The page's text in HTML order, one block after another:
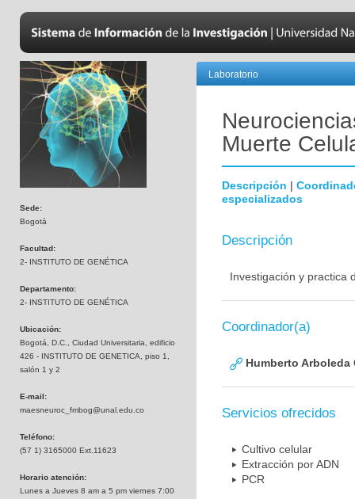
Sede:
Bogotá
Facultad:
2- INSTITUTO DE GENÉTICA
Departamento:
2- INSTITUTO DE GENÉTICA
Ubicación:
Bogotá, D.C., Ciudad Universitaria, edificio
426 - INSTITUTO DE GENETICA, piso 1,
salón 1 y 2
E-mail:
maesneuroc_fmbog@unal.edu.co
Teléfono:
(57 1) 3165000 Ext.11623
Horario atención:
Lunes a Jueves 8 am a 5 pm viernes 7:00
Laboratorio
Muerte
Descripción |
especializados
Descripción
Investigación y practica
Coordinador(a)
Humberto Arboleda
Servicios ofrecidos
Cultivo celular
Extracción por ADN
PCR